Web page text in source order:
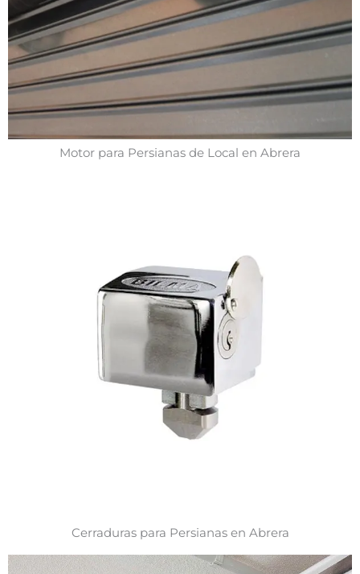
Motor para Persianas de Local en Abrera
Cerraduras para Persianas en Abrera